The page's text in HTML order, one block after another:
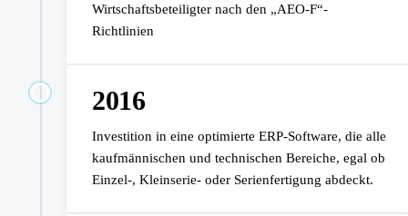
Wirtschaftsbeteiligter nach den „AEO-F“-
Richtlinien
2016
Investition in eine optimierte ERP-Software, die alle
kaufmännischen und technischen Bereiche, egal ob
Einzel-, Kleinserie- oder Serienfertigung abdeckt.